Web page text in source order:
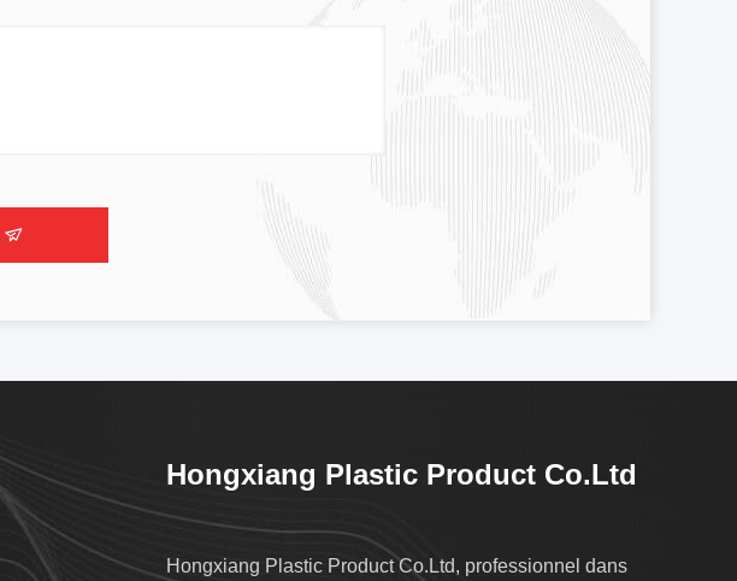
Hongxiang Plastic Product Co.Ltd
Hongxiang Plastic Product Co.Ltd, professionnel dans